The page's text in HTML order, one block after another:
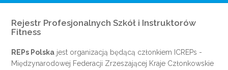
Rejestr Profesjonalnych Szkół i Instruktorów
Fitness
REPs Polska jest organizacją będącą członkiem ICREPs -
Międzynarodowej Federacji Zrzeszającej Kraje Członkowskie